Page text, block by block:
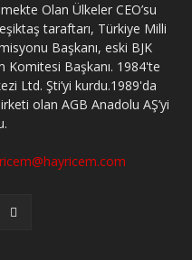
Olan Ülkeler CEO’su
taraftarı, Türkiye Milli
Başkanı, eski BJK
Komitesi Başkanı. 1984'te
Ltd. Şti’yi kurdu.1989'da
olan AGB Anadolu AŞ’yi